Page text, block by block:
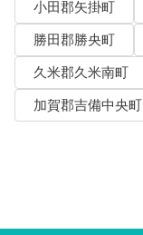
小田郡矢掛町
勝田郡勝央町
久米郡久米南町
加賀郡吉備中央町